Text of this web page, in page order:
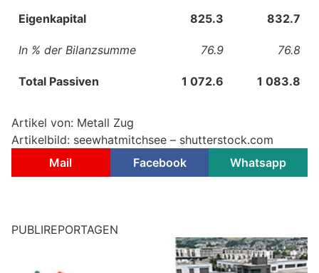
Eigenkapital 825.3 832.7
In % der Bilanzsumme 76.9 76.8
Total Passiven 1 072.6 1 083.8
Artikel von: Metall Zug
Artikelbild: seewhatmitchsee – shutterstock.com
Mail
Facebook Whatsapp
PUBLIREPORTAGEN